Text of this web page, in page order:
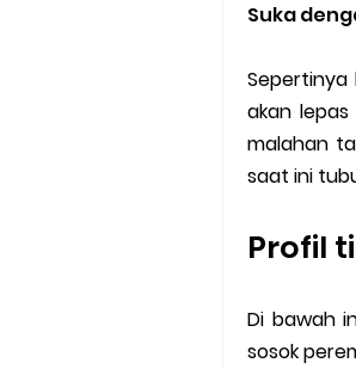
Suka
akan
malahan
saat ini
Profil
Di bawah
sosok